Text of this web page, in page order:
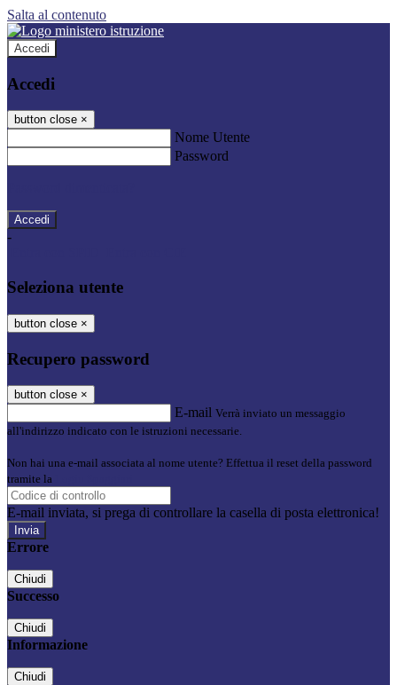
Salta al contenuto
Accedi
Accedi
button close ×
Nome Utente
Password
-
Seleziona utente
button close ×
Recupero password
button close ×
E-mail Verrà inviato un messaggio
all'indirizzo indicato con le istruzioni necessarie.
Non hai una e-mail associata al nome utente? Effettua il reset della password
tramite la
E-mail inviata, si prega di controllare la casella di posta elettronica!
Errore
Chiudi
Successo
Chiudi
Informazione
Chiudi